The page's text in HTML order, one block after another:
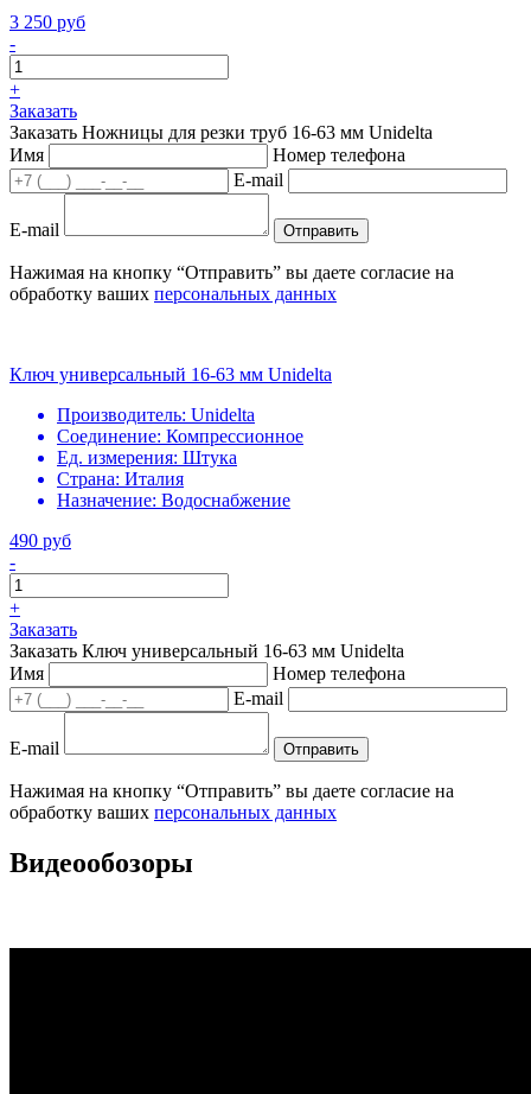
3 250 руб
-
+
Заказать
Заказать Ножницы для резки труб 16-63 мм Unidelta
Имя
Номер телефона
E-mail
E-mail Отправить
Нажимая на кнопку “Отправить” вы даете согласие на
обработку ваших персональных данных
Ключ универсальный 16-63 мм Unidelta
Производитель: Unidelta
Соединение: Компрессионное
Ед. измерения: Штука
Страна: Италия
Назначение: Водоснабжение
490 руб
-
+
Заказать
Заказать Ключ универсальный 16-63 мм Unidelta
Имя
Номер телефона
E-mail
E-mail Отправить
Нажимая на кнопку “Отправить” вы даете согласие на
обработку ваших персональных данных
Видеообозоры